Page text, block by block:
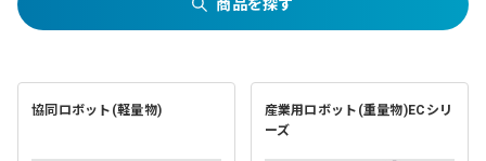
商品を探す
協同ロボット(軽量物)
産業用ロボット(重量物)ECシリ
ーズ